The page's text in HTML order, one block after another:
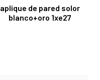
aplique de pared solor
blanco+oro 1xe27